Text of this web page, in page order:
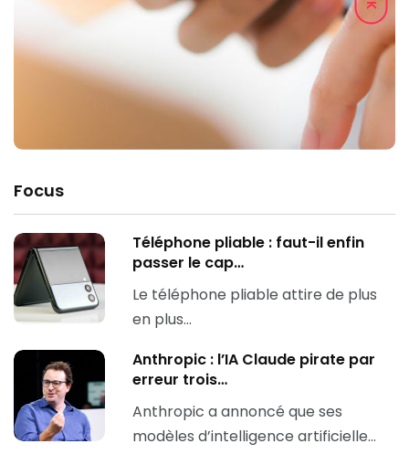
Focus
Téléphone pliable : faut-il enfin
passer le cap…
Le téléphone pliable attire de plus
en plus…
Anthropic : l’IA Claude pirate par
erreur trois…
Anthropic a annoncé que ses
modèles d’intelligence artificielle…